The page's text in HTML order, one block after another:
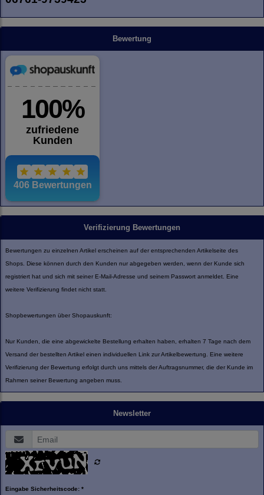
Bewertung
Verifizierung Bewertungen
Bewertungen zu einzelnen Artikel erscheinen auf der entsprechenden Artikelseite des
Shops. Diese können durch den Kunden nur abgegeben werden, wenn der Kunde sich
registriert hat und sich mit seiner E-Mail-Adresse und seinem Passwort anmeldet. Eine
weitere Verifizierung findet nicht statt.
Shopbewertungen über Shopauskunft:
Nur Kunden, die eine abgewickelte Bestellung erhalten haben, erhalten 7 Tage nach dem
Versand der bestellten Artikel einen individuellen Link zur Artikelbewertung. Eine weitere
Verifizierung der Bewertung erfolgt durch uns mittels der Auftragsnummer, die der Kunde im
Rahmen seiner Bewertung angeben muss.
Newsletter
Eingabe Sicherheitscode: *